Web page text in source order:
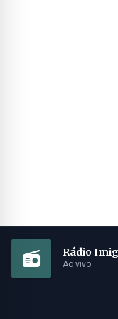
Rádio
Ao vivo